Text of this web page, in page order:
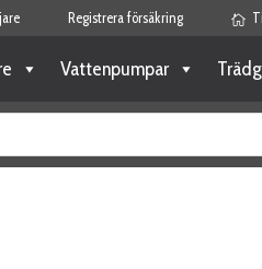
Registrera försäkring
Vattenpumpar